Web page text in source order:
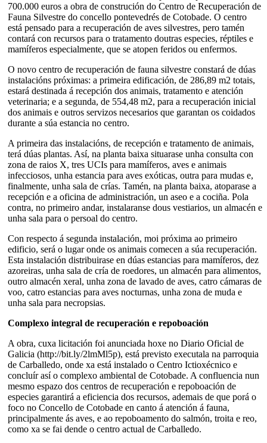
700.000 euros a obra de construción do Centro de Recuperación de
Fauna Silvestre do concello pontevedrés de Cotobade. O centro
está pensado para a recuperación de aves silvestres, pero tamén
contará con recursos para o tratamento doutras especies, réptiles e
mamíferos especialmente, que se atopen feridos ou enfermos.
O novo centro de recuperación de fauna silvestre constará de dúas
instalacións próximas: a primeira edificación, de 286,89 m2 totais,
estará destinada á recepción dos animais, tratamento e atención
veterinaria; e a segunda, de 554,48 m2, para a recuperación inicial
dos animais e outros servizos necesarios que garantan os coidados
durante a súa estancia no centro.
A primeira das instalacións, de recepción e tratamento de animais,
terá dúas plantas. Así, na planta baixa situarase unha consulta con
zona de raios X, tres UCIs para mamíferos, aves e animais
infecciosos, unha estancia para aves exóticas, outra para mudas e,
finalmente, unha sala de crías. Tamén, na planta baixa, atoparase a
recepción e a oficina de administración, un aseo e a cociña. Pola
contra, no primeiro andar, instalaranse dous vestiarios, un almacén e
unha sala para o persoal do centro.
Con respecto á segunda instalación, moi próxima ao primeiro
edificio, será o lugar onde os animais comecen a súa recuperación.
Esta instalación distribuirase en dúas estancias para mamíferos, dez
azoreiras, unha sala de cría de roedores, un almacén para alimentos,
outro almacén xeral, unha zona de lavado de aves, catro cámaras de
voo, catro estancias para aves nocturnas, unha zona de muda e
unha sala para necropsias.
Complexo integral de recuperación e repoboación
A obra, cuxa licitación foi anunciada hoxe no Diario Oficial de
Galicia (http://bit.ly/2lmMl5p), está previsto executala na parroquia
de Carballedo, onde xa está instalado o Centro Ictioxécnico e
concluír así o complexo ambiental de Cotobade. A confluencia nun
mesmo espazo dos centros de recuperación e repoboación de
especies garantirá a eficiencia dos recursos, ademais de que porá o
foco no Concello de Cotobade en canto á atención á fauna,
principalmente ás aves, e ao repoboamento do salmón, troita e reo,
como xa se fai dende o centro actual de Carballedo.